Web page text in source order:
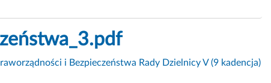
i Bezpieczeństwa Rady Dzielnicy V (9 kadencja)